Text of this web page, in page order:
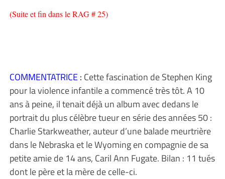
(Suite et fin dans le RAG # 25)
COMMENTATRICE: Cette fascination de Stephen King
pour la violence infantile a commencé très tôt. A 10
ans à peine, il tenait déjà un album avec dedans le
portrait du plus célèbre tueur en série des années 50 :
Charlie Starkweather, auteur d’une balade meurtrière
dans le Nebraska et le Wyoming en compagnie de sa
petite amie de 14 ans, Caril Ann Fugate. Bilan : 11 tués
dont le père et la mère de celle-ci.